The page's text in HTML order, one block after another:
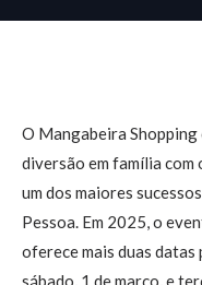
O Mangabeira
diversão em família com
um dos maiores
Pessoa. Em 2025, o
oferece mais duas datas
sábado, 1 de março, e